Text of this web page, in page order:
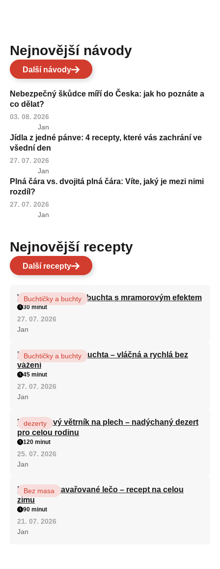
Nejnovější návody
Další návody
Nebezpečný škůdce míří do Česka: jak ho poznáte a
co dělat?
03. 08. 2026
Jan
Jídla z jedné pánve: 4 recepty, které vás zachrání ve
všední den
27. 07. 2026
Jan
Plná čára vs. dvojitá plná čára: Víte, jaký je mezi nimi
rozdíl?
27. 07. 2026
Jan
Nejnovější recepty
Další recepty
Vláčná olejová litá buchta s mramorovým efektem
Buchtičky a buchty
30 minut
27. 07. 2026
Jan
Hrnková maková buchta – vláčná a rychlá bez
vážení
Buchtičky a buchty
45 minut
27. 07. 2026
Jan
Karamelový větrník na plech – nadýchaný dezert
pro celou rodinu
dezerty
120 minut
25. 07. 2026
Jan
Babiččino zavařované lečo – recept na celou
zimu
Bez masa
90 minut
21. 07. 2026
Jan